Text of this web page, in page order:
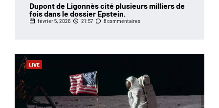
Dupont de Ligonnès cité plusieurs milliers de
fois dans le dossier Epstein.
février 5, 2026 21:57 8 commentaires